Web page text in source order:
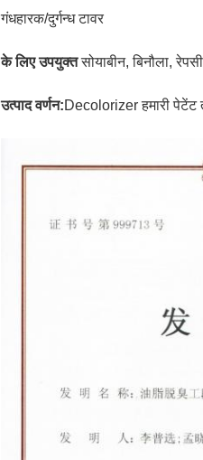
गंधहारक/दुर्गन्ध टावर
के लिए उपयुक्तसोयाबीन, बिनौला,
उत्पाद वर्णन:Decolorizer हमारी पेटेंट